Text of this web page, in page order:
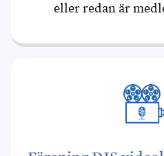
eller redan är